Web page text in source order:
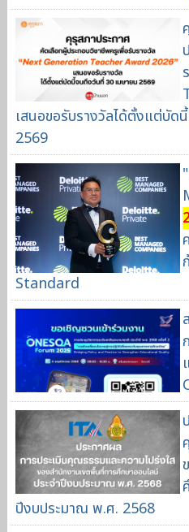
เสนอขอรับรางวัลได้ตั้งแต่บัด
2569
Standard
ปีงบประมาณ พ.ศ. 2568